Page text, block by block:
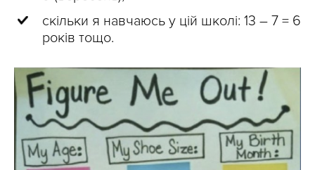
скільки я навчаюсь у цій школі: 13 – 7 = 6
років тощо.